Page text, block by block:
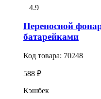
4.9
Переносной
батарейками
Код товара: 70248
588 ₽
Кэшбек